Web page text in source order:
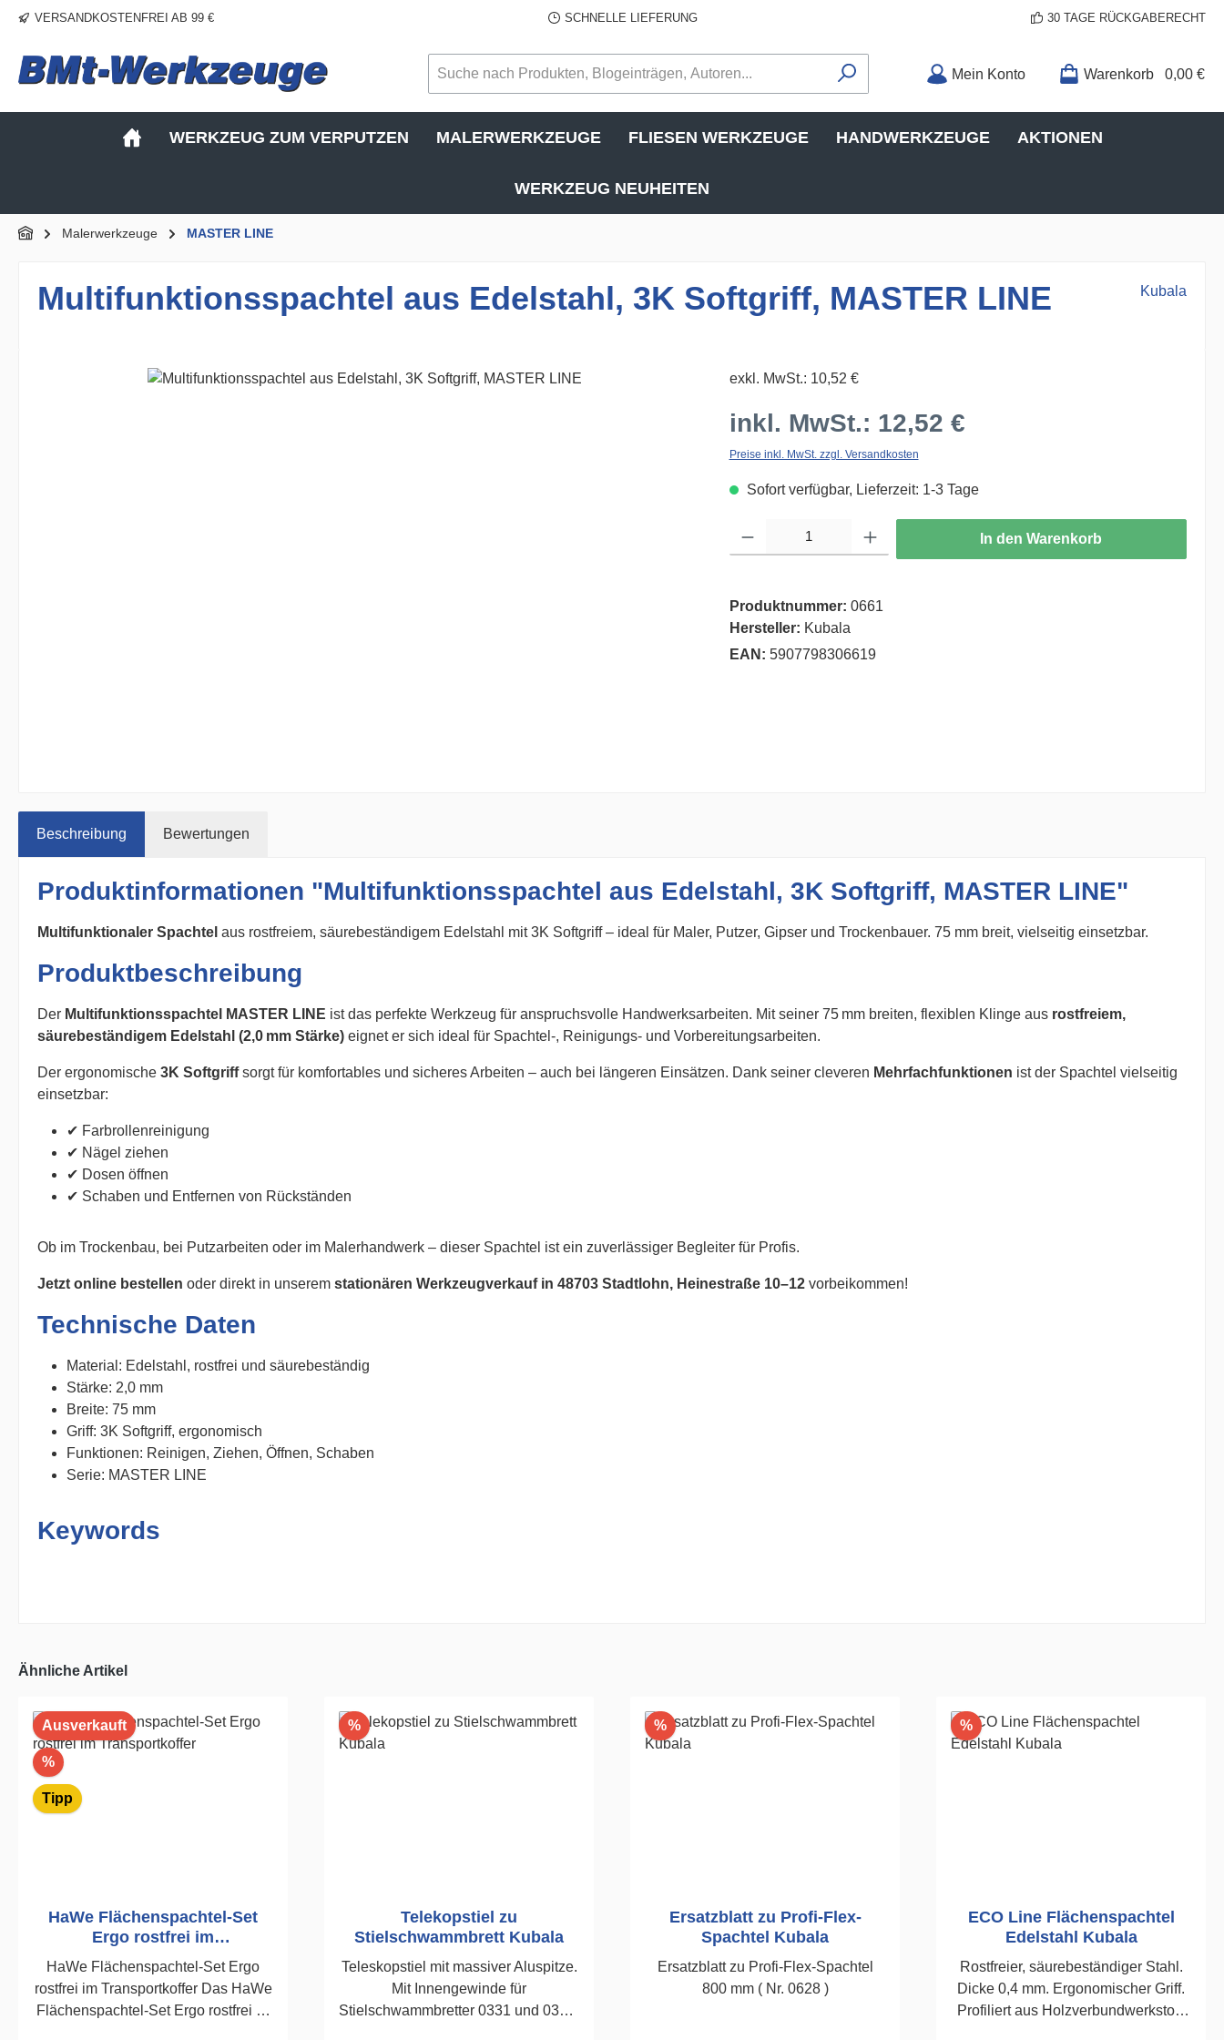
Hauptinhalt springen
Zur Suche springen
Zur Hauptnavigation springen
VERSANDKOSTENFREI AB 99 € SCHNELLE LIEFERUNG 30 TAGE RÜCKGABERECHT
Mein Konto Warenkorb 0,00 €
WERKZEUG ZUM VERPUTZEN MALERWERKZEUGE FLIESEN WERKZEUGE HANDWERKZEUGE AKTIONEN
WERKZEUG NEUHEITEN
Malerwerkzeuge MASTER LINE
Multifunktionsspachtel aus Edelstahl, 3K Softgriff, MASTER LINE Kubala
Bildergalerie überspringen exkl. MwSt.: 10,52 €
inkl. MwSt.: 12,52 €
Preise inkl. MwSt. zzgl. Versandkosten
Sofort verfügbar, Lieferzeit: 1-3 Tage
In den Warenkorb
Produktnummer: 0661
Hersteller: Kubala
EAN: 5907798306619
Beschreibung Bewertungen
Produktinformationen "Multifunktionsspachtel aus Edelstahl, 3K Softgriff, MASTER LINE"
Multifunktionaler Spachtel aus rostfreiem, säurebeständigem Edelstahl mit 3K Softgriff – ideal für Maler, Putzer, Gipser und Trockenbauer. 75 mm breit, vielseitig einsetzbar.
Produktbeschreibung
Der Multifunktionsspachtel MASTER LINE ist das perfekte Werkzeug für anspruchsvolle Handwerksarbeiten. Mit seiner 75 mm breiten, flexiblen Klinge aus rostfreiem,
säurebeständigem Edelstahl (2,0 mm Stärke) eignet er sich ideal für Spachtel-, Reinigungs- und Vorbereitungsarbeiten.
Der ergonomische 3K Softgriffsorgt für komfortables und sicheres Arbeiten – auch bei längeren Einsätzen. Dank seiner cleveren Mehrfachfunktionen ist der Spachtel vielseitig
einsetzbar:
✔ Farbrollenreinigung
✔ Nägel ziehen
✔ Dosen öffnen
✔ Schaben und Entfernen von Rückständen
Ob im Trockenbau, bei Putzarbeiten oder im Malerhandwerk – dieser Spachtel ist ein zuverlässiger Begleiter für Profis.
Jetzt online bestellen oder direkt in unserem stationären Werkzeugverkauf in 48703 Stadtlohn, Heinestraße 10–12 vorbeikommen!
Technische Daten
Material: Edelstahl, rostfrei und säurebeständig
Stärke: 2,0 mm
Breite: 75 mm
Griff: 3K Softgriff, ergonomisch
Funktionen: Reinigen, Ziehen, Öffnen, Schaben
Serie: MASTER LINE
Keywords
Ähnliche Artikel
Ausverkauft
%Rabatt
Tipp
HaWe Flächenspachtel-Set
Ergo rostfrei im
Transportkoffer
HaWe Flächenspachtel-Set Ergo
rostfrei im Transportkoffer Das HaWe
Flächenspachtel-Set Ergo rostfrei ist
%Rabatt
Telekopstiel zu
Stielschwammbrett Kubala
Teleskopstiel mit massiver Aluspitze.
Mit Innengewinde für
Stielschwammbretter 0331 und 0332.
%Rabatt
Ersatzblatt zu Profi-Flex-
Spachtel Kubala
Ersatzblatt zu Profi-Flex-Spachtel
800 mm ( Nr. 0628 )
%Rabatt
ECO Line Flächenspachtel
Edelstahl Kubala
Rostfreier, säurebeständiger Stahl.
Dicke 0,4 mm. Ergonomischer Griff.
Profiliert aus Holzverbundwerkstoff.